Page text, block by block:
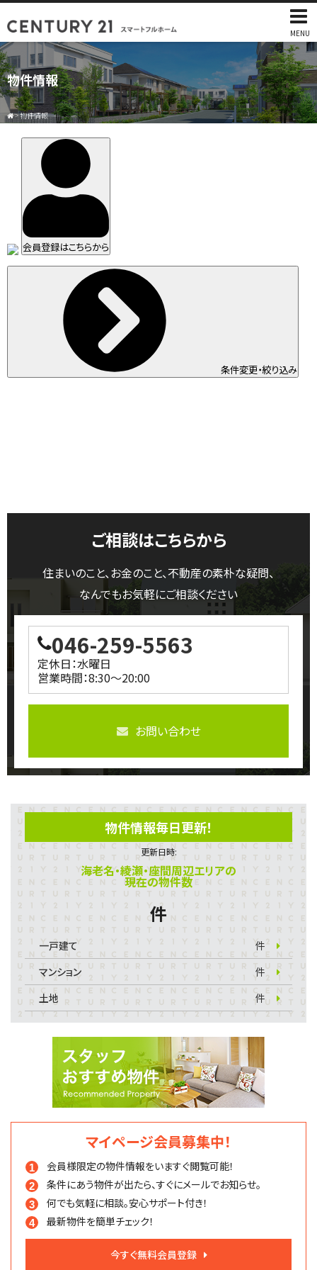
MENU
物件情報
>物件情報
会員登録はこちらから
条件変更・絞り込み
ご相談はこちらから
住まいのこと、お金のこと、不動産の素朴な疑問、
なんでもお気軽にご相談ください
046-259-5563
定休日：水曜日
営業時間：8:30～20:00
お問い合わせ
物件情報毎日更新！
更新日時:
海老名・綾瀬・座間周辺エリアの
現在の物件数
件
一戸建て
件
マンション
件
土地
件
マイページ会員募集中！
会員様限定の物件情報をいますぐ閲覧可能！
条件にあう物件が出たら、すぐにメールでお知らせ。
何でも気軽に相談。安心サポート付き！
最新物件を簡単チェック！
今すぐ無料会員登録